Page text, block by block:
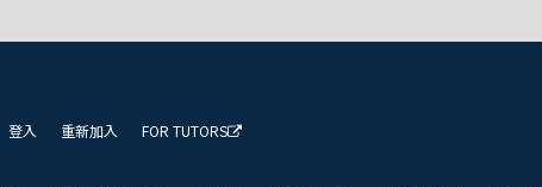
登入 重新加入 FOR TUTORS